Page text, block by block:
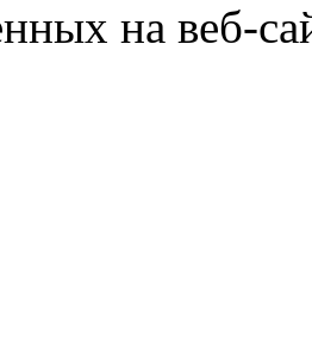
на веб-